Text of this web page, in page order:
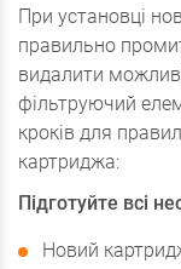
При установці
правильно
видалити
фільтруючий
кроків для
картриджа:
Підготуйте всі
Новий